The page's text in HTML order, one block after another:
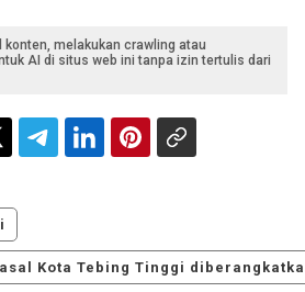
konten, melakukan crawling atau
AI di situs web ini tanpa izin tertulis dari
Kota Tebing Tinggi